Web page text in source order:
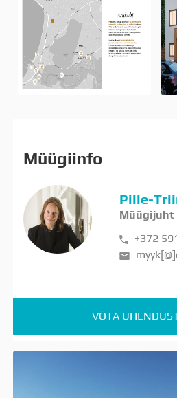
Müügiinfo
Pille-
Müügijuht
+372
VÕTA